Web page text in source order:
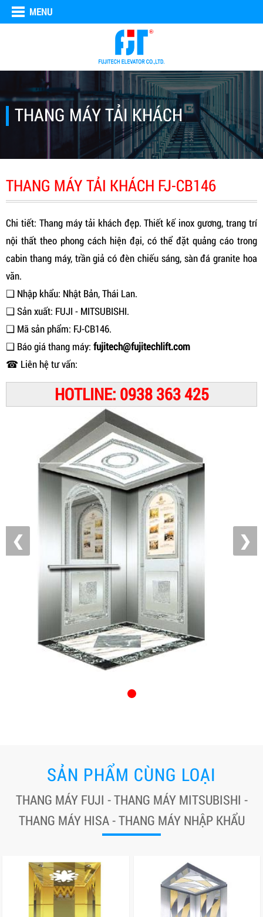
MENU
THANG MÁY TẢI KHÁCH
THANG MÁY TẢI KHÁCH FJ-CB146
Chi tiết: Thang máy tải khách đẹp. Thiết kế inox gương, trang trí
nội thất theo phong cách hiện đại, có thể đặt quảng cáo trong
cabin thang máy, trần giả có đèn chiếu sáng, sàn đá granite hoa
văn.
❑ Nhập khẩu: Nhật Bản, Thái Lan.
❑ Sản xuất: FUJI - MITSUBISHI.
❑ Mã sản phẩm: FJ-CB146.
❑ Báo giá thang máy: fujitech@fujitechlift.com
☎ Liên hệ tư vấn:
HOTLINE: 0938 363 425
❮ ❯
SẢN PHẨM CÙNG LOẠI
THANG MÁY FUJI - THANG MÁY MITSUBISHI -
THANG MÁY HISA - THANG MÁY NHẬP KHẨU